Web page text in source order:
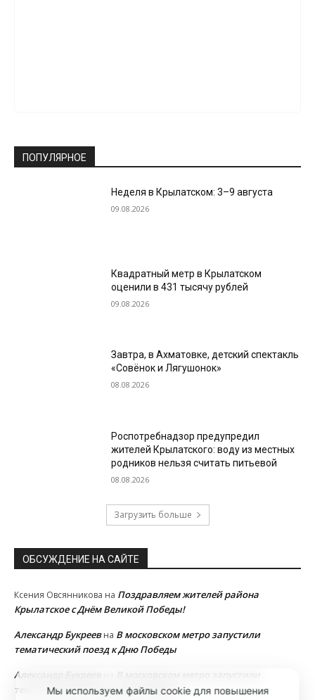
ПОПУЛЯРНОЕ
Неделя в Крылатском: 3–9 августа
09.08.2026
Квадратный метр в Крылатском
оценили в 431 тысячу рублей
09.08.2026
Завтра, в Ахматовке, детский спектакль
«Совёнок и Лягушонок»
08.08.2026
Роспотребнадзор предупредил
жителей Крылатского: воду из местных
родников нельзя считать питьевой
08.08.2026
Загрузить больше
ОБСУЖДЕНИЕ НА САЙТЕ
Ксения Овсянникова на Поздравляем жителей района
Крылатское с Днём Великой Победы!
Александр Букреевна В московском метро запустили
тематический поезд к Дню Победы
Александр Букреев
В московском метро запустили
тематический поезд к Дню Победы
Мы используем файлы cookie для повышения